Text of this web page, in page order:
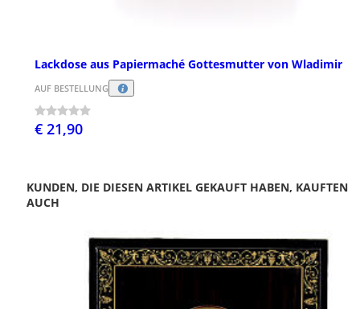
Lackdose aus Papiermaché Gottesmutter von Wladimir
AUF BESTELLUNG
€ 21,90
KUNDEN, DIE DIESEN ARTIKEL GEKAUFT HABEN, KAUFTEN
AUCH